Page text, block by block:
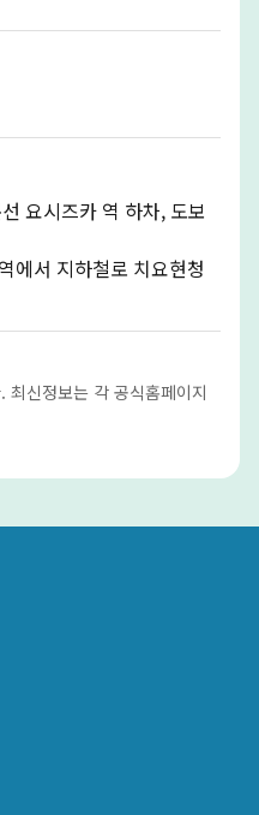
요시즈카 역 하차, 도보
에서 지하철로 치요현청
신정보는 각 공식홈페이지